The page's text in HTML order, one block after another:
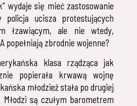
wydaje się mieć zastosowanie
policja ucisza protestujących
łzawiącym, ale nie wtedy,
popełniają zbrodnie wojenne?
klasa rządząca jak
popierała krwawą wojnę
młodzież stała po drugiej
są czułym barometrem